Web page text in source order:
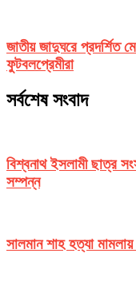
জাতীয় জাদুঘরে প্রদর্শিত
ফুটবলপ্রেমীরা
সর্বশেষ সংবাদ
বিশ্বনাথ ইসলামী ছাত্র
সম্পন্ন
সালমান শাহ হত্যা